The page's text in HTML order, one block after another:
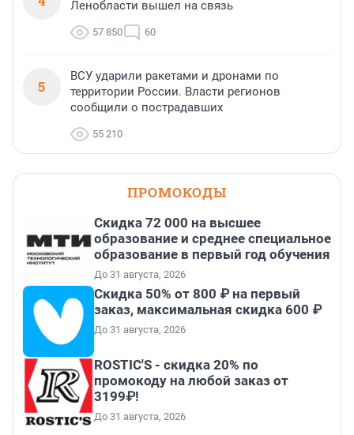
Ленобласти вышел на связь
57 850 60
5
ВСУ ударили ракетами и дронами по
территории России. Власти регионов
сообщили о пострадавших
55 210
ПРОМОКОДЫ
Скидка 72 000 на высшее
образование и среднее специальное
образование в первый год обучения
До 31 августа, 2026
Скидка 50% от 800 ₽ на первый
заказ, максимальная скидка 600 ₽
До 31 августа, 2026
ROSTIC'S - скидка 20% по
промокоду на любой заказ от
3199₽!
До 31 августа, 2026